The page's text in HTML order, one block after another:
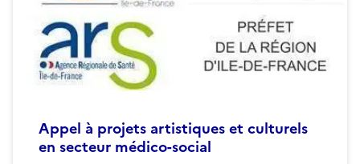
Appel à projets artistiques et culturels
en secteur médico-social